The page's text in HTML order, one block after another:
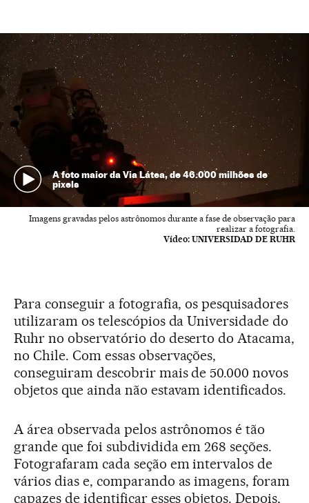
A foto maior da Via Látea, de 46.000 milhões de
pixels
Imagens gravadas pelos astrônomos durante a fase de observação para
realizar a fotografia.
Vídeo: UNIVERSIDAD DE RUHR
Para conseguir a fotografia, os pesquisadores
utilizaram os telescópios da Universidade do
Ruhr no observatório do deserto do Atacama,
no Chile. Com essas observações,
conseguiram descobrir mais de 50.000 novos
objetos que ainda não estavam identificados.
A área observada pelos astrônomos é tão
grande que foi subdividida em 268 seções.
Fotografaram cada seção em intervalos de
vários dias e, comparando as imagens, foram
capazes de identificar esses objetos. Depois,